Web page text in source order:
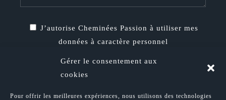
Gérer le consentement aux
cookies
Pour offrir les meilleures expériences, nous utilisons des technologies
J’autorise Cheminées Passion à utiliser mes
données à caractère personnel